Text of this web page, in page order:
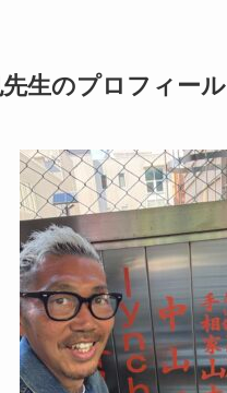
生のプロフィール